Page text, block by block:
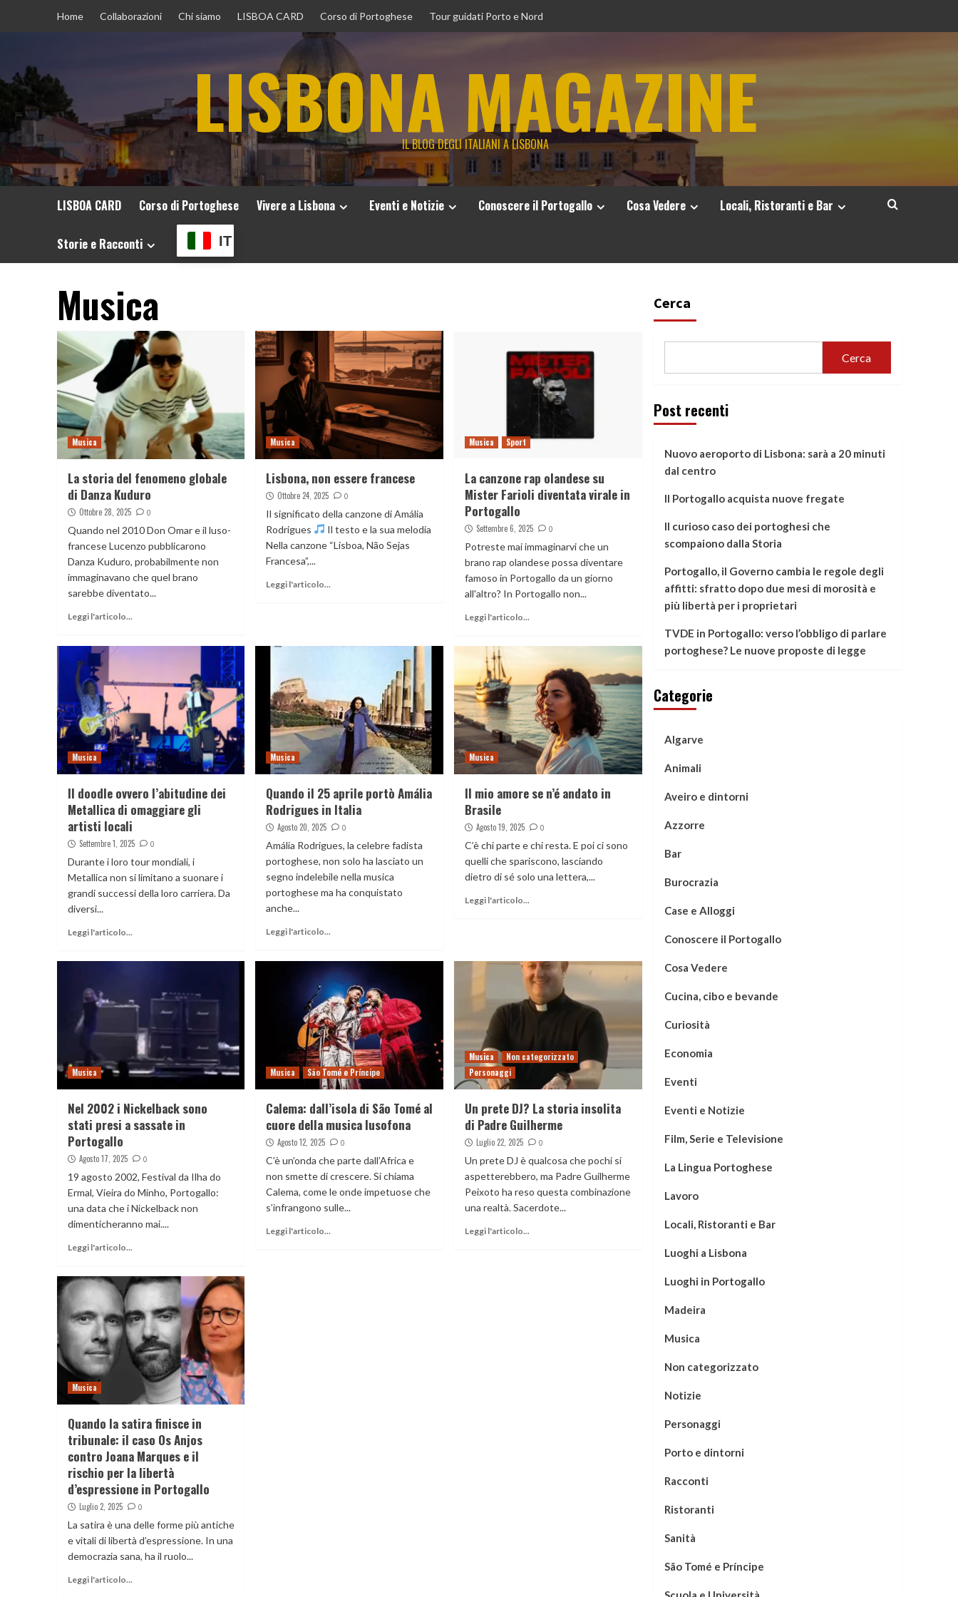
Home Collaborazioni Chi siamo LISBOA CARD Corso di Portoghese Tour guidati Porto e Nord
LISBONA MAGAZINE
IL BLOG DEGLI ITALIANI A LISBONA
LISBOA CARD Corso di Portoghese Vivere a Lisbona Eventi e Notizie Conoscere il Portogallo Cosa Vedere Locali, Ristoranti e Bar
Storie e Racconti IT
Musica
Musica
La storia del fenomeno globale
di Danza Kuduro
Ottobre 28, 2025 0
Quando nel 2010 Don Omar e il luso-
francese Lucenzo pubblicarono
Danza Kuduro, probabilmente non
immaginavano che quel brano
sarebbe diventato...
Leggi l'articolo...
Musica
Lisbona, non essere francese
Ottobre 24, 2025 0
Il significato della canzone di Amália
Rodrigues
Il testo e la sua melodia
Nella canzone “Lisboa, Não Sejas
Francesa”,...
Leggi l'articolo...
Musica Sport
La canzone rap olandese su
Mister Farioli diventata virale in
Portogallo
Settembre 6, 2025 0
Potreste mai immaginarvi che un
brano rap olandese possa diventare
famoso in Portogallo da un giorno
all'altro? In Portogallo non...
Leggi l'articolo...
Musica
Il doodle ovvero l’abitudine dei
Metallica di omaggiare gli
artisti locali
Settembre 1, 2025 0
Durante i loro tour mondiali, i
Metallica non si limitano a suonare i
grandi successi della loro carriera. Da
diversi...
Leggi l'articolo...
Musica
Quando il 25 aprile portò Amália
Rodrigues in Italia
Agosto 20, 2025 0
Amália Rodrigues, la celebre fadista
portoghese, non solo ha lasciato un
segno indelebile nella musica
portoghese ma ha conquistato
anche...
Leggi l'articolo...
Musica
Il mio amore se n’é andato in
Brasile
Agosto 19, 2025 0
C’è chi parte e chi resta. E poi ci sono
quelli che spariscono, lasciando
dietro di sé solo una lettera,...
Leggi l'articolo...
Musica
Nel 2002 i Nickelback sono
stati presi a sassate in
Portogallo
Agosto 17, 2025 0
19 agosto 2002, Festival da Ilha do
Ermal, Vieira do Minho, Portogallo:
una data che i Nickelback non
dimenticheranno mai....
Leggi l'articolo...
Musica São Tomé e Príncipe
Calema: dall’isola di São Tomé al
cuore della musica lusofona
Agosto 12, 2025 0
C’è un’onda che parte dall’Africa e
non smette di crescere. Si chiama
Calema, come le onde impetuose che
s’infrangono sulle...
Leggi l'articolo...
Musica
Non categorizzato
Personaggi
Un prete DJ? La storia insolita
di Padre Guilherme
Luglio 22, 2025 0
Un prete DJ è qualcosa che pochi si
aspetterebbero, ma Padre Guilherme
Peixoto ha reso questa combinazione
una realtà. Sacerdote...
Leggi l'articolo...
Musica
Quando la satira finisce in
tribunale: il caso Os Anjos
contro Joana Marques e il
rischio per la libertà
d’espressione in Portogallo
Luglio 2, 2025 0
La satira è una delle forme più antiche
e vitali di libertà d’espressione. In una
democrazia sana, ha il ruolo...
Leggi l'articolo...
Cerca
Cerca
Post recenti
Nuovo aeroporto di Lisbona: sarà a 20 minuti
dal centro
Il Portogallo acquista nuove fregate
Il curioso caso dei portoghesi che
scompaiono dalla Storia
Portogallo, il Governo cambia le regole degli
affitti: sfratto dopo due mesi di morosità e
più libertà per i proprietari
TVDE in Portogallo: verso l’obbligo di parlare
portoghese? Le nuove proposte di legge
Categorie
Algarve
Animali
Aveiro e dintorni
Azzorre
Bar
Burocrazia
Case e Alloggi
Conoscere il Portogallo
Cosa Vedere
Cucina, cibo e bevande
Curiosità
Economia
Eventi
Eventi e Notizie
Film, Serie e Televisione
La Lingua Portoghese
Lavoro
Locali, Ristoranti e Bar
Luoghi a Lisbona
Luoghi in Portogallo
Madeira
Musica
Non categorizzato
Notizie
Personaggi
Porto e dintorni
Racconti
Ristoranti
Sanità
São Tomé e Príncipe